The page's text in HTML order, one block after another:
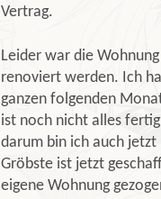
Vertrag.
Leider war die
renoviert werden. Ich
ganzen folgenden
ist noch nicht alles
darum bin ich auch jetzt
Gröbste ist jetzt
eigene Wohnung